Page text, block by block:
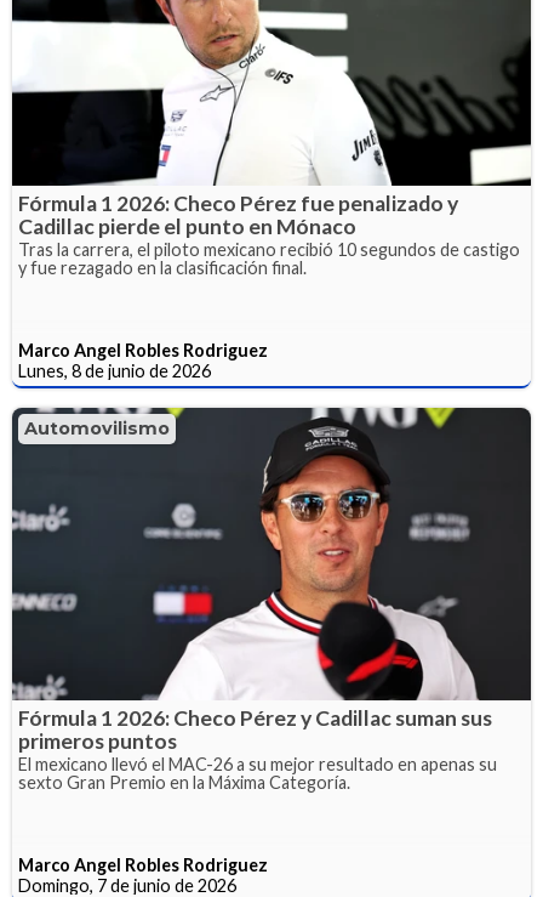
Fórmula 1 2026: Checo Pérez fue penalizado y
Cadillac pierde el punto en Mónaco
Tras la carrera, el piloto mexicano recibió 10 segundos de castigo
y fue rezagado en la clasificación final.
Marco Angel Robles Rodriguez
Lunes, 8 de junio de 2026
Automovilismo
Fórmula 1 2026: Checo Pérez y Cadillac suman sus
primeros puntos
El mexicano llevó el MAC-26 a su mejor resultado en apenas su
sexto Gran Premio en la Máxima Categoría.
Marco Angel Robles Rodriguez
Domingo, 7 de junio de 2026